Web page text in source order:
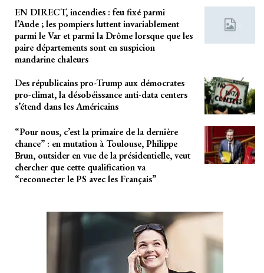
EN DIRECT, incendies : feu fixé parmi
l’Aude ; les pompiers luttent invariablement
parmi le Var et parmi la Drôme lorsque que les
paire départements sont en suspicion
mandarine chaleurs
Des républicains pro-Trump aux démocrates
pro-climat, la désobéissance anti-data centers
s’étend dans les Américains
“Pour nous, c’est la primaire de la dernière
chance” : en mutation à Toulouse, Philippe
Brun, outsider en vue de la présidentielle, veut
chercher que cette qualification va
“reconnecter le PS avec les Français”